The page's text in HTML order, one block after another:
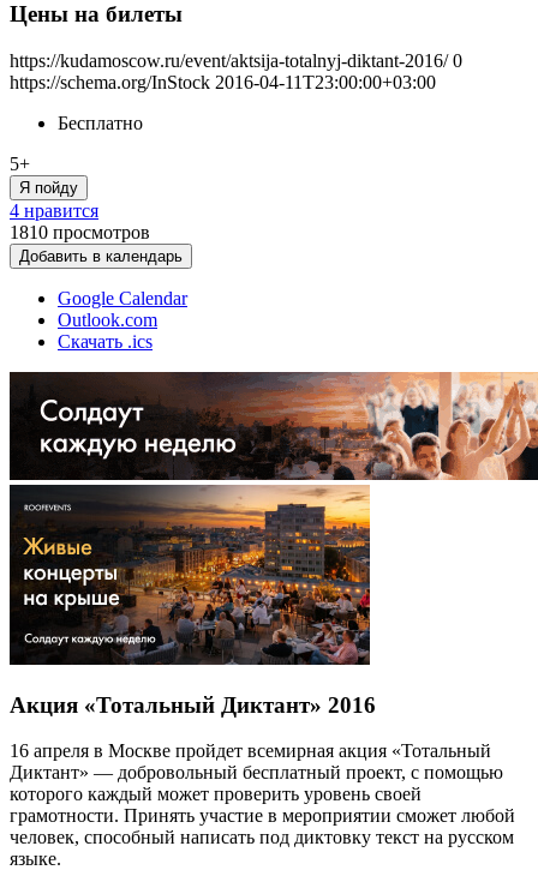
Цены на билеты
https://kudamoscow.ru/event/aktsija-totalnyj-diktant-2016/ 0
https://schema.org/InStock 2016-04-11T23:00:00+03:00
Бесплатно
5+
Я пойду
4 нравится
1810 просмотров
Добавить в календарь
Google Calendar
Outlook.com
Скачать .ics
Акция «Тотальный Диктант» 2016
16 апреля в Москве пройдет всемирная акция «Тотальный
Диктант» — добровольный бесплатный проект, с помощью
которого каждый может проверить уровень своей
грамотности. Принять участие в мероприятии сможет любой
человек, способный написать под диктовку текст на русском
языке.